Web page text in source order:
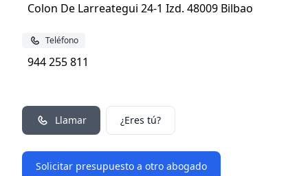
Colon De Larreategui 24-1 Izd. 48009 Bilbao
Teléfono
944 255 811
Llamar ¿Eres tú?
Solicitar presupuesto a otro abogado